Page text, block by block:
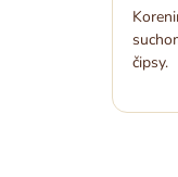
čipsy.